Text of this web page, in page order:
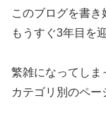
このブログを書き
もうすぐ3年目を
繁雑になってしま
カテゴリ別のペー